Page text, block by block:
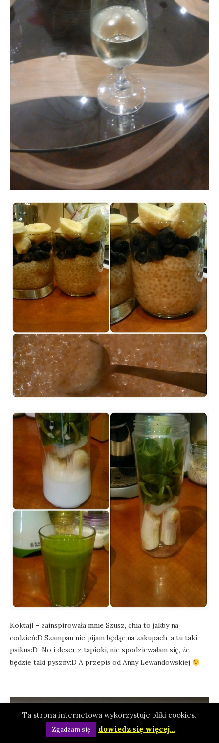
Koktajl – zainspirowała mnie Szusz, chia to jakby na
codzień:D Szampan nie pijam będąc na zakupach, a tu taki
psikus:D No i deser z tapioki, nie spodziewałam się, że
będzie taki pyszny:D A przepis od Anny Lewandowskiej
Ta strona internetowa wykorzystuje pliki cookies.
Zgadzam się dowiedz się więcej...